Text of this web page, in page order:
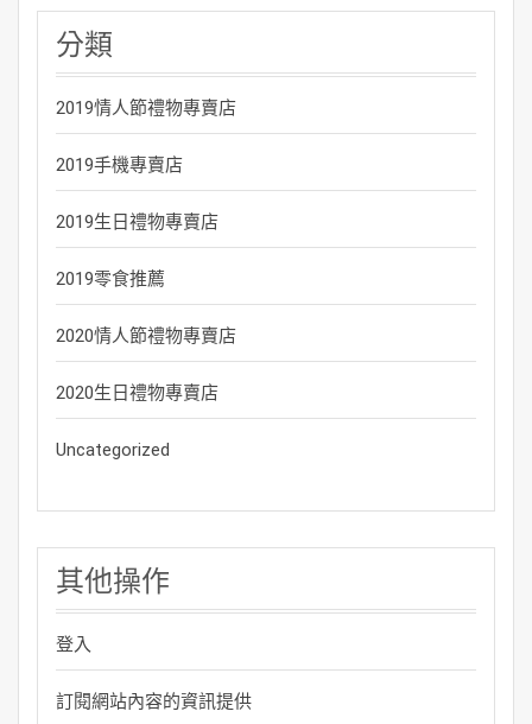
分類
2019情人節禮物專賣店
2019手機專賣店
2019生日禮物專賣店
2019零食推薦
2020情人節禮物專賣店
2020生日禮物專賣店
Uncategorized
其他操作
登入
訂閱網站內容的資訊提供